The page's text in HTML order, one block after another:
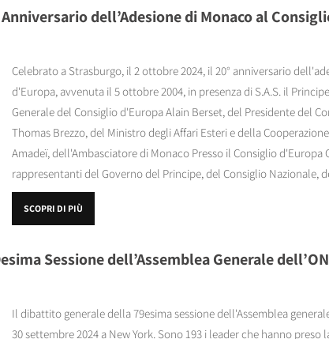
dell’Adesione di Monaco al
Celebrato a Strasburgo, il 2 ottobre 2024, il 20° anniversario
d'Europa, avvenuta il 5 ottobre 2004, in presenza di S.A.S. il
Generale del Consiglio d'Europa Alain Berset, del Presidente del
Thomas Brezzo, del Ministro degli Affari Esteri e della
Amadeï, dell'Ambasciatore di Monaco Presso il Consiglio d'Europa
rappresentanti del Governo del Principe, del Consiglio Nazionale,
SCOPRI DI PIÙ
Sessione dell’Assemblea Generale
Il dibattito generale della 79esima sessione dell'Assemblea
30 settembre 2024 a New York. Sono 193 i leader che hanno preso